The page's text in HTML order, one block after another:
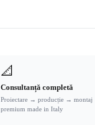
📐
Consultanță completă
Proiectare → producție → montaj
premium made in Italy